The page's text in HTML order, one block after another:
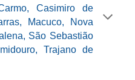
Casimiro de
Macuco, Nova
São Sebastião
Trajano de